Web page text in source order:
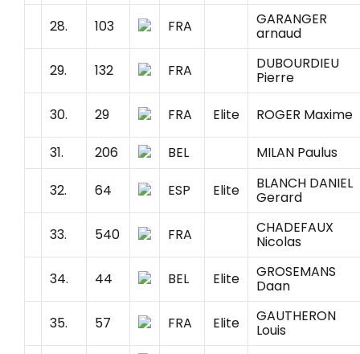
28.
103 FRA GARANGER
arnaud
29.
132 FRA DUBOURDIEU
Pierre
30.
29 FRA Elite ROGER Maxime
31. 206 BEL MILAN Paulus
32. 64 ESP Elite BLANCH DANIEL
Gerard
33.
540 FRA CHADEFAUX
Nicolas
34.
44 BEL Elite GROSEMANS
Daan
35.
57 FRA Elite GAUTHERON
Louis